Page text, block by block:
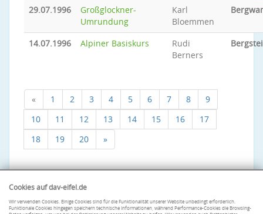
29.07.1996
Großglockner-
Umrundung
Karl
Bloemmen
14.07.1996 Alpiner Basiskurs
Rudi
Berners
« 1 2 3 4 5 6 7 8
9
10
11 12 13 14 15 16
17
18
19 20 »
Cookies auf dav-eifel.de
Wir verwenden Cookies. Einige Cookies sind für die Funktionalität unserer Website unbedingt erforderlich.
Funktionale Cookies hingegen speichern technische Informationen, während Performance-Cookies die Browsing-